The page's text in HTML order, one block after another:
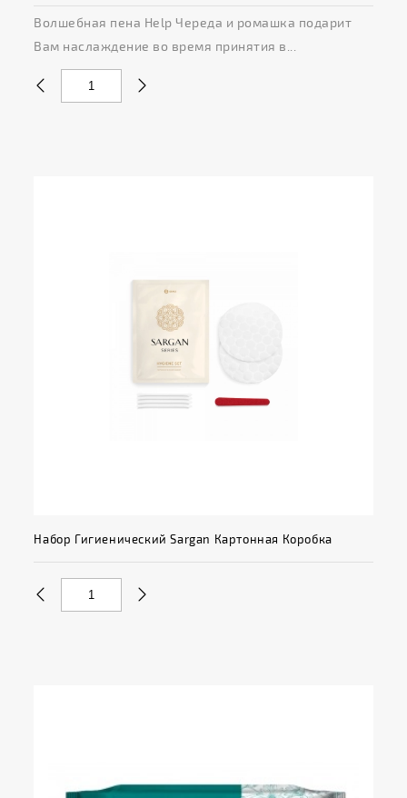
Волшебная пена Help Череда и ромашка подарит
Вам наслаждение во время принятия в...
Набор Гигиенический Sargan Картонная Коробка